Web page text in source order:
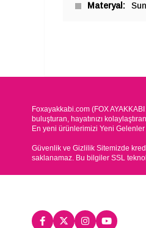
Materyal
Foxayakkabi.com (FOX
buluşturan, hayatınızı
En yeni ürünlerimizi Yeni
Güvenlik ve Gizlilik Sitemizde
saklanamaz. Bu bilgiler SSL